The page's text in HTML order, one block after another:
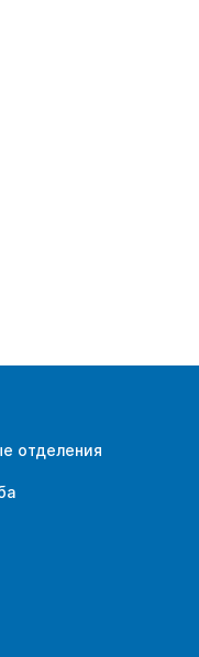
отделения